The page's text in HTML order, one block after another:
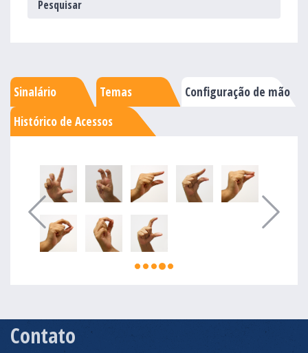
Sinalário Temas
Configuração de mão
Histórico de Acessos
Contato